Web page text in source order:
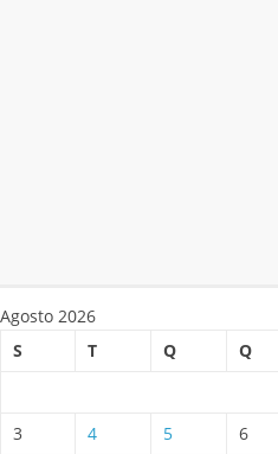
Agosto 2026
S
T Q Q
3
4 5 6